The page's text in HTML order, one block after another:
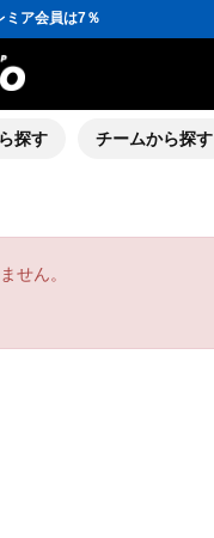
ミア会員は7％
クーポン」プレゼント！
ースプレゼント！
料無料！
ア会員は7％
クーポン」プレゼント！
探す チームから探す
せん。